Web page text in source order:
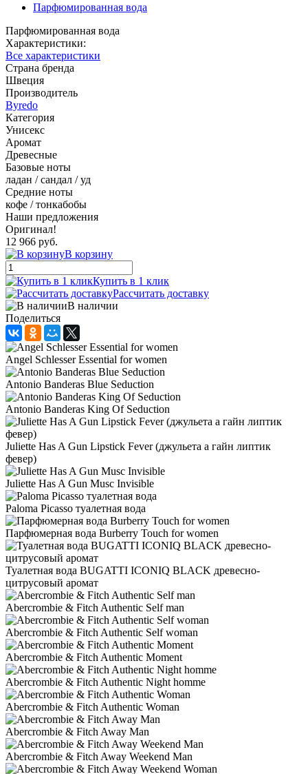
Парфюмированная вода
Парфюмированная вода
Характеристики:
Все характеристики
Страна бренда
Швеция
Производитель
Byredo
Категория
Унисекс
Аромат
Древесные
Базовые ноты
ладан / сандал / уд
Средние ноты
кофе / тонкабобы
Наши предложения
Оригинал!
12 966 руб.
В корзину
Купить в 1 клик
Рассчитать доставку
В наличии
Поделиться
Angel Schlesser Essential for women
Antonio Banderas Blue Seduction
Antonio Banderas King Of Seduction
Juliette Has A Gun Lipstick Fever (джульета а гайн липтик
февер)
Juliette Has A Gun Musc Invisible
Paloma Picasso туалетная вода
Парфюмерная вода Burberry Touch for women
Туалетная вода BUGATTI ICONIQ BLACK древесно-
цитрусовый аромат
Abercrombie & Fitch Authentic Self man
Abercrombie & Fitch Authentic Self woman
Abercrombie & Fitch Authentic Moment
Abercrombie & Fitch Authentic Night homme
Abercrombie & Fitch Authentic Woman
Abercrombie & Fitch Away Man
Abercrombie & Fitch Away Weekend Man